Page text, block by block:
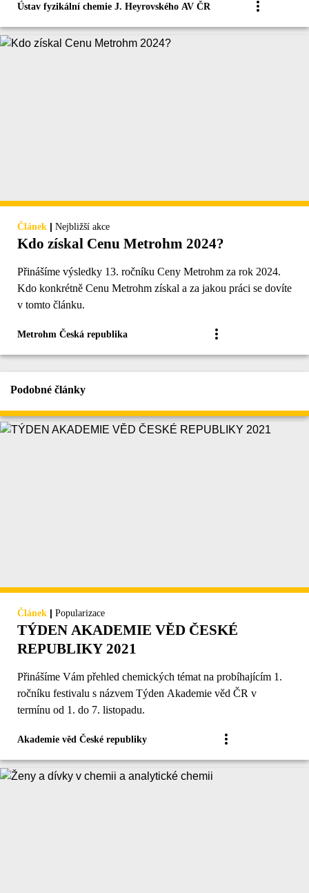
Ústav fyzikální chemie J. Heyrovského AV ČR
Článek | Nejbližší akce
Kdo získal Cenu Metrohm 2024?
Přinášíme výsledky 13. ročníku Ceny Metrohm za rok 2024.
Kdo konkrétně Cenu Metrohm získal a za jakou práci se dovíte
v tomto článku.
Metrohm Česká republika
Podobné články
Článek | Popularizace
TÝDEN AKADEMIE VĚD ČESKÉ
REPUBLIKY 2021
Přinášíme Vám přehled chemických témat na probíhajícím 1.
ročníku festivalu s názvem Týden Akademie věd ČR v
termínu od 1. do 7. listopadu.
Akademie věd České republiky